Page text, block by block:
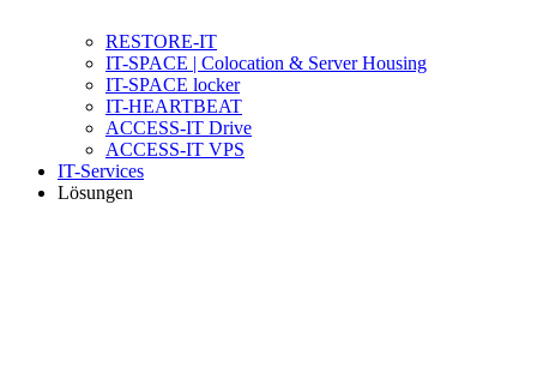
RESTORE-IT
IT-SPACE | Colocation & Server Housing
IT-SPACE locker
IT-HEARTBEAT
ACCESS-IT Drive
ACCESS-IT VPS
IT-Services
Lösungen